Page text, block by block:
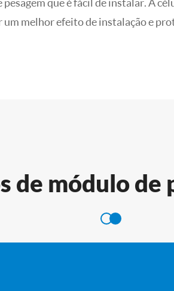
um melhor efeito de instalação e
de módulo de